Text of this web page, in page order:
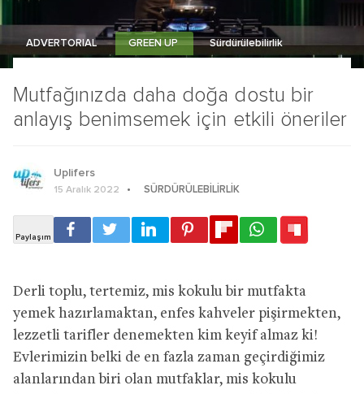
Mutfağınızda daha doğa dostu bir
anlayış benimsemek için etkili öneriler
ADVERTORIAL GREEN UP Sürdürülebilirlik
Uplifers
15 Aralık 2022 SÜRDÜRÜLEBILIRLIK
Derli toplu, tertemiz, mis kokulu bir mutfakta
yemek hazırlamaktan, enfes kahveler pişirmekten,
lezzetli tarifler denemekten kim keyif almaz ki!
Evlerimizin belki de en fazla zaman geçirdiğimiz
alanlarından biri olan mutfaklar, mis kokulu